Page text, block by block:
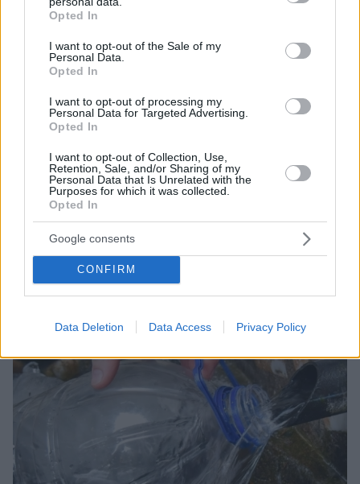
grant or deny consent to Google and its third-party tags to
use your data for below specified purposes in below Google
consent section.
Opted In
I want to opt-out of the Sale of my
Personal Data.
Opted In
I want to opt-out of processing my
Personal Data for Targeted Advertising.
Opted In
I want to opt-out of Collection, Use,
Retention, Sale, and/or Sharing of my
Personal Data that Is Unrelated with the
Purposes for which it was collected.
Opted In
Google consents
CONFIRM
Data Deletion Data Access Privacy Policy
Μυλοπόταμο
Οι αστυνομικοί διαπίστωσαν πως δεν πρόκειται για
εγκληματική ενέργεια - Πιθανότερο σενάριο ο
τραυματίστηκε θανάσιμα
23.09.2024, 10:30